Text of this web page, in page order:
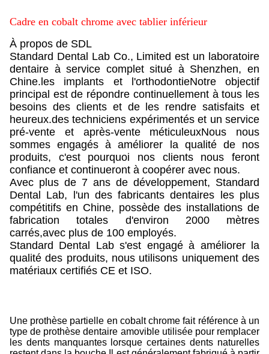
Cadre en cobalt chrome avec tablier inférieur
À propos de SDL
Standard Dental Lab Co., Limited est un laboratoire
dentaire à service complet situé à Shenzhen, en
Chine.les implants et l'orthodontieNotre objectif
principal est de répondre continuellement à tous les
besoins des clients et de les rendre satisfaits et
heureux.des techniciens expérimentés et un service
pré-vente et après-vente méticuleuxNous nous
sommes engagés à améliorer la qualité de nos
produits, c'est pourquoi nos clients nous feront
confiance et continueront à coopérer avec nous.
Avec plus de 7 ans de développement, Standard
Dental Lab, l'un des fabricants dentaires les plus
compétitifs en Chine, possède des installations de
fabrication totales d'environ 2000 mètres
carrés,avec plus de 100 employés.
Standard Dental Lab s'est engagé à améliorer la
qualité des produits, nous utilisons uniquement des
matériaux certifiés CE et ISO.
Une prothèse partielle en cobalt chrome fait référence à un
type de prothèse dentaire amovible utilisée pour remplacer
les dents manquantes lorsque certaines dents naturelles